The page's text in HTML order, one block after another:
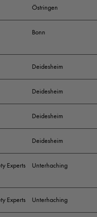
Östringen
Bonn
Deidesheim
Deidesheim
Deidesheim
Deidesheim
Experts Unterhaching
Experts Unterhaching